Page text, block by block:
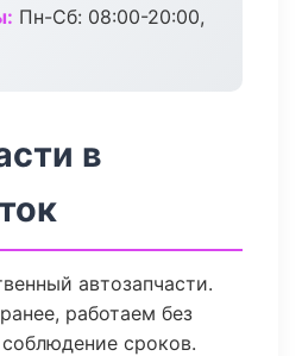
Пн-Сб: 08:00-20:00,
в
автозапчасти.
работаем без
сроков.